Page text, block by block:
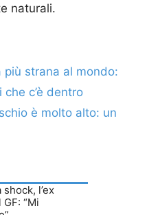
naturali.
più strana al mondo:
c’è dentro
è molto alto: un
l’ex
“Mi